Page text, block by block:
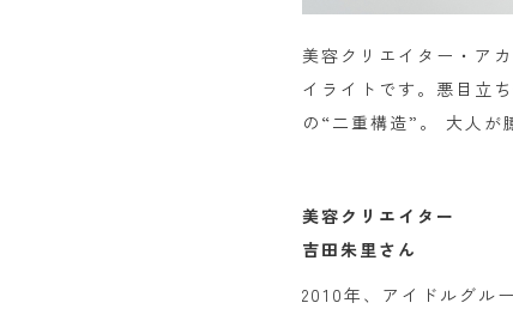
美容クリエイター・ア
イライトです。悪目立
の“二重構造”。 大人が
美容クリエイター
吉田朱里さん
2010年、アイドルグル